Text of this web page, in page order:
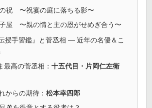
祝 〜祝宴の庭に落ちる影〜
屋 〜親の情と主の恩がせめぎ合う〜
授手習鑑』と菅丞相 — 近年の名優＆こ
最高の菅丞相： 十五代目・片岡仁左衛
からの期待： 松本幸四郎